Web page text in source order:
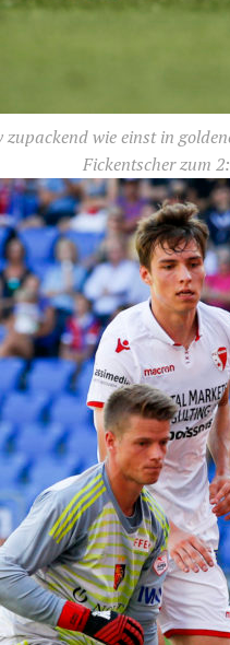
zupackend wie einst in
Fickentscher zum